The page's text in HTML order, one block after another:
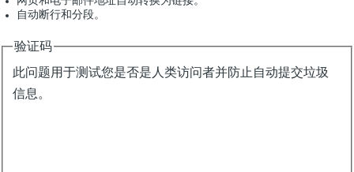
自动断行和分段。
验证码
此问题用于测试您是否是人类访问者并防止自动提交垃圾
信息。